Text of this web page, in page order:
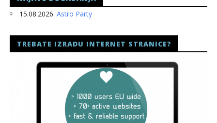
15.08.2026. Astro Party
TREBATE IZRADU INTERNET STRANICE?